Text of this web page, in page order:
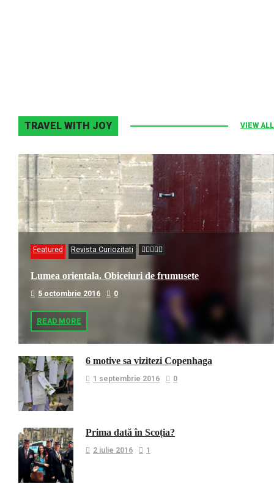
TRAVEL WITH JOY VIEW ALL
Featured Revista Curiozitati
Lumea orientala. Obiceiuri de frumusete
5 octombrie 2016 0
READ MORE
6 motive sa vizitezi Copenhaga
1 septembrie 2016 0
Prima dată în Scoția?
2 iulie 2016 1